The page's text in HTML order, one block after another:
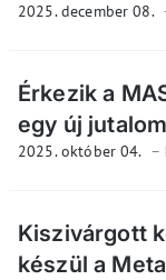
2025. december 08.
Érkezik a
egy új
2025. október 04.
Kiszivárgott
készül a